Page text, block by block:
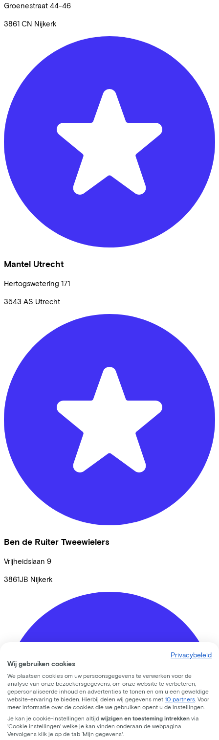
Groenestraat 44-46
3861 CN Nijkerk
Mantel Utrecht
Hertogswetering 171
3543 AS Utrecht
Ben de Ruiter Tweewielers
Vrijheidslaan 9
3861JB Nijkerk
Privacybeleid
Wij gebruiken cookies
We plaatsen cookies om uw persoonsgegevens te verwerken voor de
analyse van onze bezoekersgegevens, om onze website te verbeteren,
gepersonaliseerde inhoud en advertenties te tonen en om u een geweldige
website-ervaring te bieden. Hierbij delen wij gegevens met 10 partners . Voor
meer informatie over de cookies die we gebruiken opent u de instellingen.
Je kan je cookie-instellingen altijd wijzigen en toesteming intrekken via
'Cookie instellingen' welke je kan vinden onderaan de webpagina.
Vervolgens klik je op de tab ‘Mijn gegevens'.